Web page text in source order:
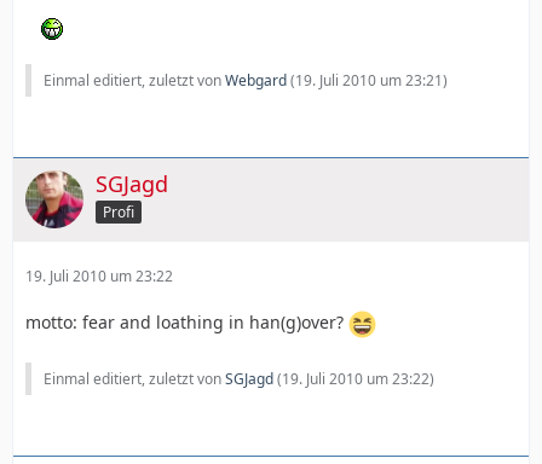
Einmal editiert, zuletzt vonWebgard(19. Juli 2010 um 23:21)
SGJagd
Profi
19. Juli 2010 um 23:22
motto: fear and loathing in han(g)over?
Einmal editiert, zuletzt vonSGJagd(19. Juli 2010 um 23:22)